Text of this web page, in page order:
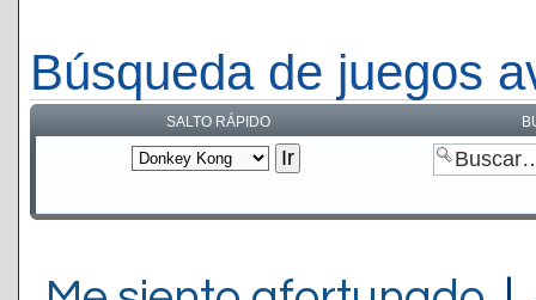
Búsqueda de juegos
SALTO RÁPIDO